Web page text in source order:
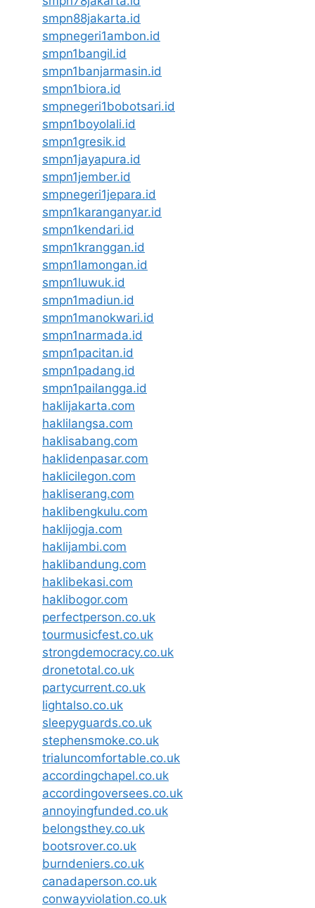
smpn88jakarta.id
smpnegeri1ambon.id
smpn1bangil.id
smpn1banjarmasin.id
smpn1biora.id
smpnegeri1bobotsari.id
smpn1boyolali.id
smpn1gresik.id
smpn1jayapura.id
smpn1jember.id
smpnegeri1jepara.id
smpn1karanganyar.id
smpn1kendari.id
smpn1kranggan.id
smpn1lamongan.id
smpn1luwuk.id
smpn1madiun.id
smpn1manokwari.id
smpn1narmada.id
smpn1pacitan.id
smpn1padang.id
smpn1pailangga.id
haklijakarta.com
haklilangsa.com
haklisabang.com
haklidenpasar.com
haklicilegon.com
hakliserang.com
haklibengkulu.com
haklijogja.com
haklijambi.com
haklibandung.com
haklibekasi.com
haklibogor.com
perfectperson.co.uk
tourmusicfest.co.uk
strongdemocracy.co.uk
dronetotal.co.uk
partycurrent.co.uk
lightalso.co.uk
sleepyguards.co.uk
stephensmoke.co.uk
trialuncomfortable.co.uk
accordingchapel.co.uk
accordingoversees.co.uk
annoyingfunded.co.uk
belongsthey.co.uk
bootsrover.co.uk
burndeniers.co.uk
canadaperson.co.uk
conwayviolation.co.uk